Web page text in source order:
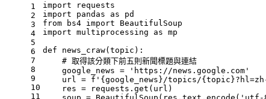
1
2
3
4
5
6
7
8
9
10
11
import requests
import pandas as pd
from bs4 import BeautifulSoup
import multiprocessing as mp
def
news_craw( topic ):
# 取得該分類下前五則新聞標題與連結
    google_news =
'https://news.google.com'
    url =
f' {google_news}/topics/{topic}
    res = requests.get(url)